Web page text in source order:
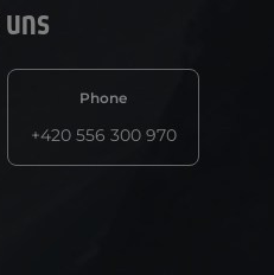
Phone
+420 556 300 970